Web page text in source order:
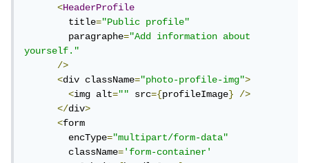
<HeaderProfile
title="Public profile"
paragraphe="Add information about
yourself."
/>
<div className="photo-profile-img">
<img alt="" src={profileImage}
/>
</div>
<form
encType="multipart/form-data"
className='form-container'